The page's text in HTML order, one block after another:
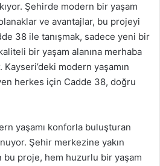
Şehirde modern bir yaşam
ve avantajlar, bu projeyi
38 ile tanışmak, sadece yeni bir
bir yaşam alanına merhaba
modern yaşamın
herkes için Cadde 38, doğru
yaşamı konforla buluşturan
Şehir merkezine yakın
bu proje, hem huzurlu bir yaşam